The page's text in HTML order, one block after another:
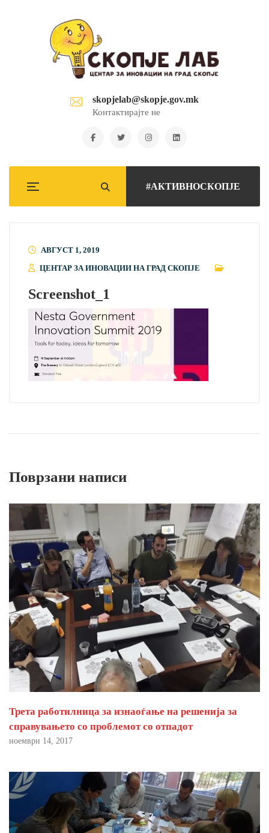
skopjelab@skopje.gov.mk
Контактирајте не
#АКТИВНОСКОПЈЕ
АВГУСТ 1, 2019
ЦЕНТАР ЗА ИНОВАЦИИ НА ГРАД СКОПЈЕ
Screenshot_1
Поврзани написи
Трета работилница за изнаоѓање на решенија за
справувањето со проблемот со отпадот
ноември 14, 2017